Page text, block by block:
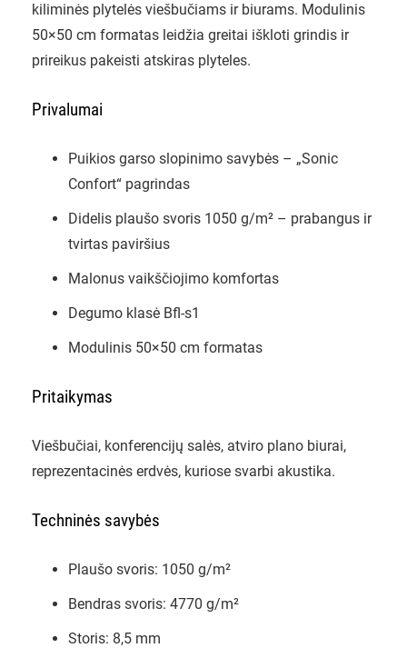
kiliminės plytelės viešbučiams ir biurams. Modulinis
50×50 cm formatas leidžia greitai iškloti grindis ir
prireikus pakeisti atskiras plyteles.
Privalumai
Puikios garso slopinimo savybės – „Sonic
Confort“ pagrindas
Didelis plaušo svoris 1050 g/m² – prabangus ir
tvirtas paviršius
Malonus vaikščiojimo komfortas
Degumo klasė Bfl-s1
Modulinis 50×50 cm formatas
Pritaikymas
Viešbučiai, konferencijų salės, atviro plano biurai,
reprezentacinės erdvės, kuriose svarbi akustika.
Techninės savybės
Plaušo svoris: 1050 g/m²
Bendras svoris: 4770 g/m²
Storis: 8,5 mm